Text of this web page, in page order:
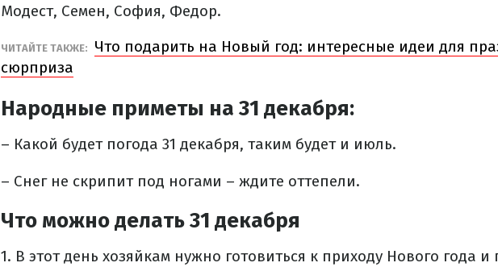
Модест, Семен, София, Федор.
ЧИТАЙТЕ ТАКЖЕ:
Что подарить на Новый год: интересные идеи для
сюрприза
Народные приметы на 31 декабря:
– Какой будет погода 31 декабря, таким будет и июль.
– Снег не скрипит под ногами – ждите оттепели.
Что можно делать 31 декабря
1. В этот день хозяйкам нужно готовиться к приходу Нового года и